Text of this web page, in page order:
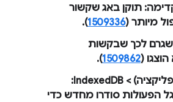
: תוקן באג שקשור
מיותר (1509336
).
שגרם לכך שבקשות
(
1509862
).
>
IndexedDB
:
הפעולות סודרו מחדש כדי